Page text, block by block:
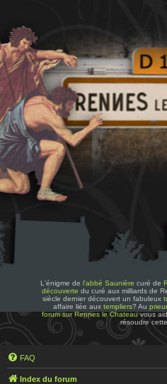
L'énigme de l'abbé Saunière curé de
découverte du curé aux milliards de
siècle dernier découvert un fabuleux
affaire liée aux templiers? Au
forum sur Rennes le Chateauvous
résoudre
FAQ
Index du forum